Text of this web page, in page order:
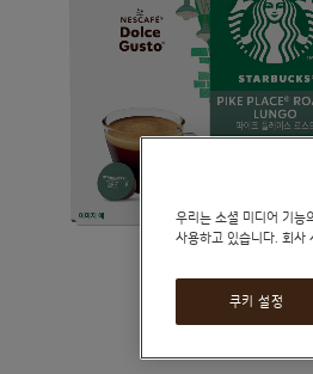
자세히 보기
우리는 소셜 미디어 기능
사용하고 있습니다. 회사
쿠키 설정